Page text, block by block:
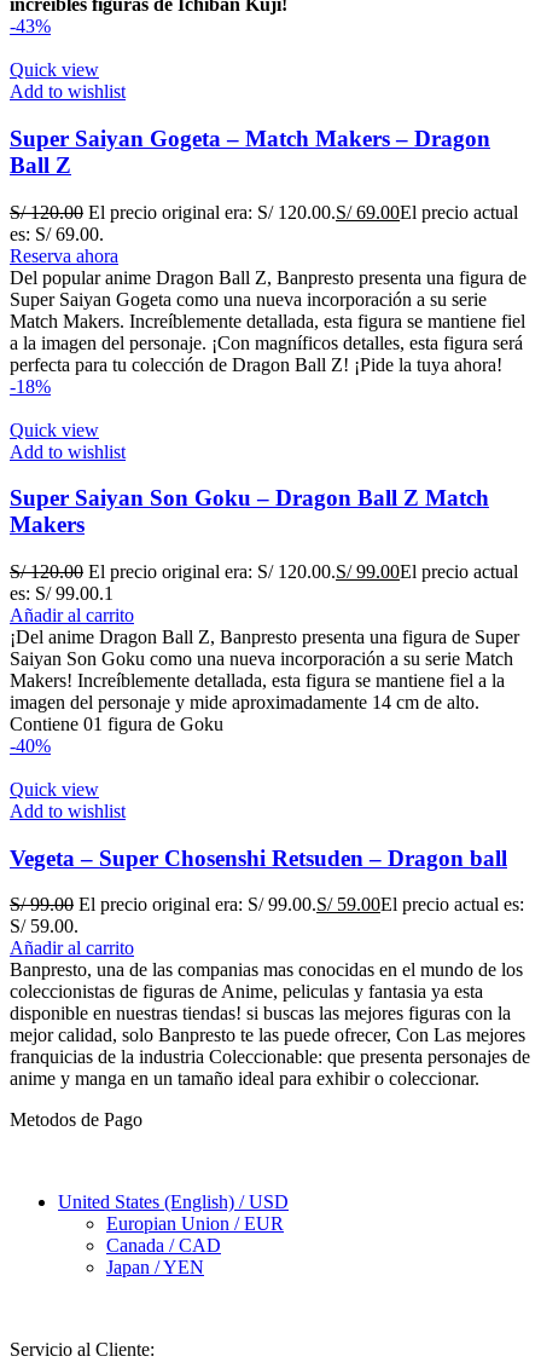
increíbles figuras de Ichiban Kuji!
-43%
Quick view
Add to wishlist
Super Saiyan Gogeta – Match Makers – Dragon
Ball Z
S/120.00 El precio original era: S/ 120.00.S/69.00El precio actual
es: S/ 69.00.
Reserva ahora
Del popular anime Dragon Ball Z, Banpresto presenta una figura de
Super Saiyan Gogeta como una nueva incorporación a su serie
Match Makers. Increíblemente detallada, esta figura se mantiene fiel
a la imagen del personaje. ¡Con magníficos detalles, esta figura será
perfecta para tu colección de Dragon Ball Z! ¡Pide la tuya ahora!
-18%
Quick view
Add to wishlist
Super Saiyan Son Goku – Dragon Ball Z Match
Makers
S/120.00 El precio original era: S/ 120.00.S/99.00El precio actual
es: S/ 99.00.1
Añadir al carrito
¡Del anime Dragon Ball Z, Banpresto presenta una figura de Super
Saiyan Son Goku como una nueva incorporación a su serie Match
Makers! Increíblemente detallada, esta figura se mantiene fiel a la
imagen del personaje y mide aproximadamente 14 cm de alto.
Contiene 01 figura de Goku
-40%
Quick view
Add to wishlist
Vegeta – Super Chosenshi Retsuden – Dragon ball
S/99.00 El precio original era: S/ 99.00.S/59.00El precio actual es:
S/ 59.00.
Añadir al carrito
Banpresto, una de las companias mas conocidas en el mundo de los
coleccionistas de figuras de Anime, peliculas y fantasia ya esta
disponible en nuestras tiendas! si buscas las mejores figuras con la
mejor calidad, solo Banpresto te las puede ofrecer, Con Las mejores
franquicias de la industria Coleccionable: que presenta personajes de
anime y manga en un tamaño ideal para exhibir o coleccionar.
Metodos de Pago
United States (English) / USD
Europian Union / EUR
Canada / CAD
Japan / YEN
Servicio al Cliente: